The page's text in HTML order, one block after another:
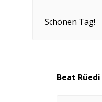
Schönen Tag!
Beat Rüedi